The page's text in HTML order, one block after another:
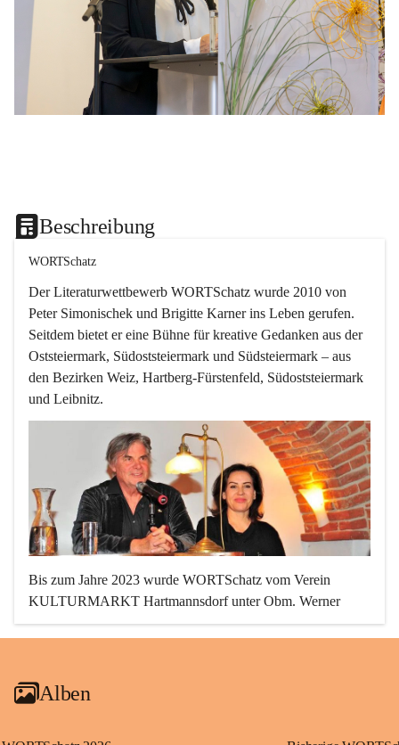
Beschreibung
WORTSchatz
Der Literaturwettbewerb WORTSchatz wurde 2010 von
Peter Simonischek und Brigitte Karner ins Leben gerufen.
Seitdem bietet er eine Bühne für kreative Gedanken aus der
Oststeiermark, Südoststeiermark und Südsteiermark – aus
den Bezirken Weiz, Hartberg-Fürstenfeld, Südoststeiermark
und Leibnitz.
Bis zum Jahre 2023 wurde WORTSchatz vom Verein
KULTURMARKT Hartmannsdorf unter Obm. Werner
Sonnleitner mit viel Aufwand und Einsatz organisiert und
Alben